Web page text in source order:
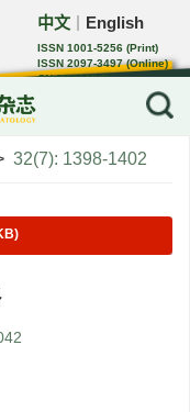
中文 English
ISSN 1001-5256 (Print)
ISSN 2097-3497 (Online)
CN 22-1108/R
32(7): 1398-1402